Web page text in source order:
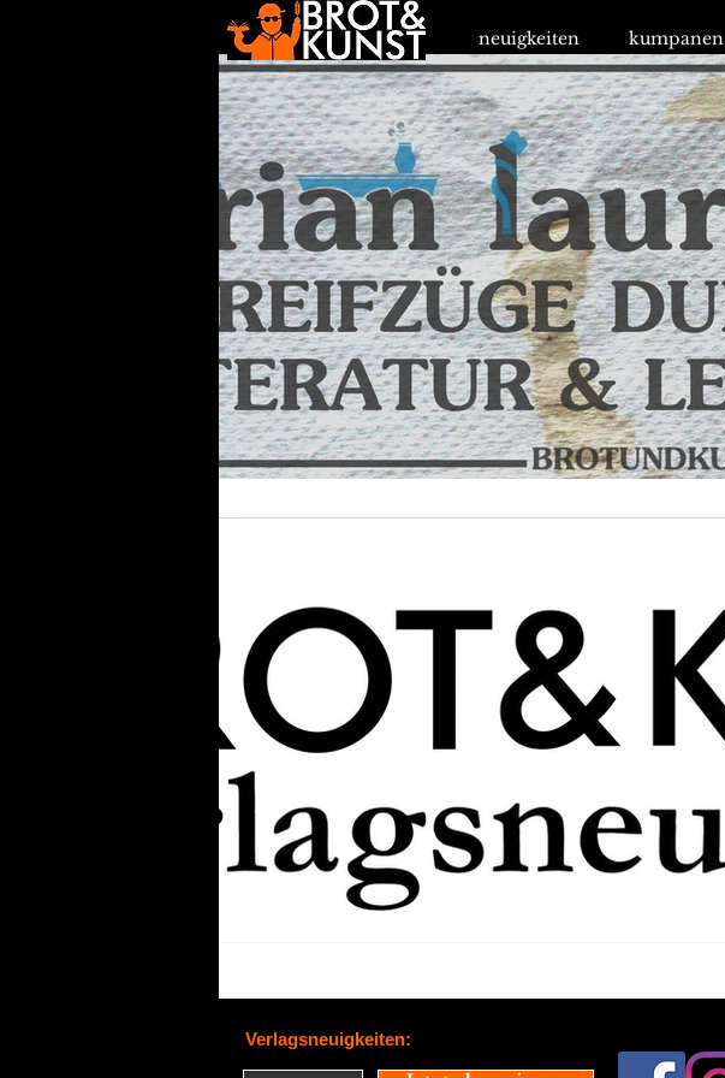
neuigkeiten kumpanen
Verlagsneuigkeiten: